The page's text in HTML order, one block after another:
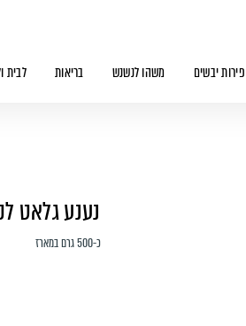
יבשים משהו לנשנש בריאות לבית
נענע גלאט
כ-500 גרם במארז